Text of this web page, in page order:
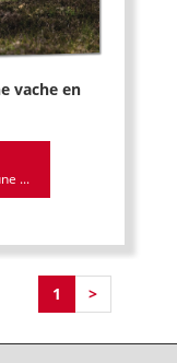
vache en
...
1 >